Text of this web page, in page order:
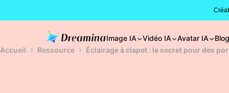
Image IA Vidéo IA Avatar IA
Accueil
Ressource Éclairage à clapet : le secret pour des